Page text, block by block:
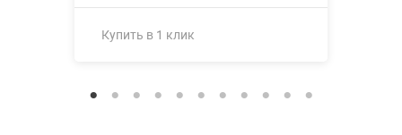
Купить в 1 клик